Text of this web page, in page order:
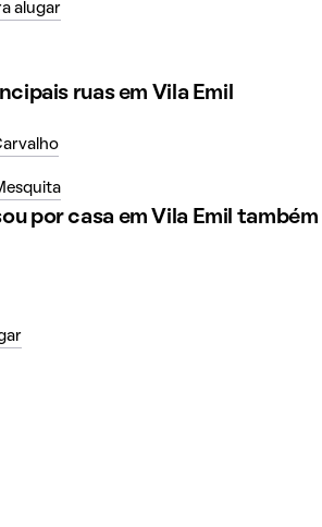
alugar
ruas em Vila Emil
por casa em Vila Emil também